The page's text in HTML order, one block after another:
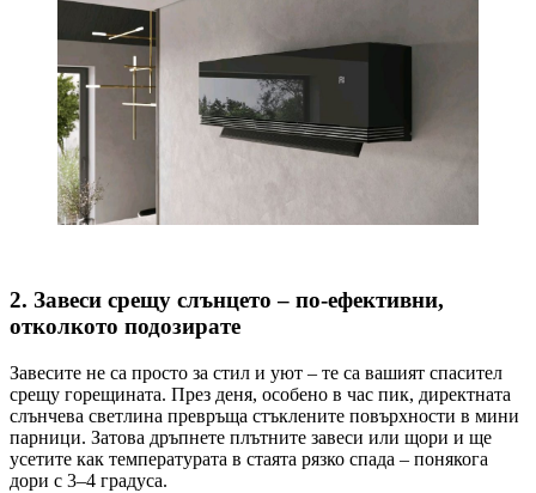
2. Завеси срещу слънцето – по-ефективни,
отколкото подозирате
Завесите не са просто за стил и уют – те са вашият спасител
срещу горещината. През деня, особено в час пик, директната
слънчева светлина превръща стъклените повърхности в мини
парници. Затова дръпнете плътните завеси или щори и ще
усетите как температурата в стаята рязко спада – понякога
дори с 3–4 градуса.